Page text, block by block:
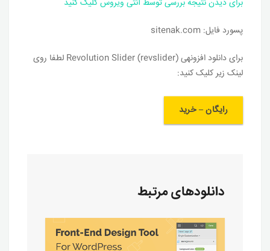
برای دیدن نتیجه بررسی توسط آنتی ویروس کلیک کنید
پسورد فایل: sitenak.com
برای دانلود افزونه‎ی Revolution Slider (revslider) لطفا روی
لینک زیر کلیک کنید:
رایگان – خرید
دانلودهای مرتبط